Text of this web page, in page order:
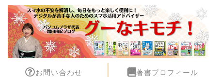
お問い合わせ 著書プロフィール